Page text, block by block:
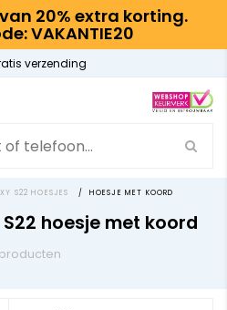
20% extra korting.
VAKANTIE20
verzending
S22 HOESJES / HOESJE MET KOORD
hoesje met koord